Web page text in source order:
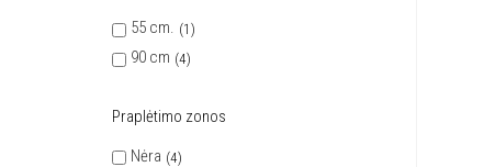
55 cm.
1
90 cm 4
Praplėtimo zonos
Nėra 4